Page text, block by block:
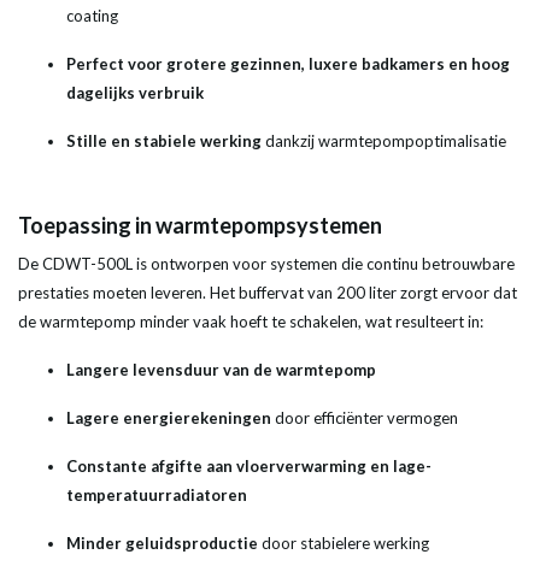
coating
Perfect voor grotere gezinnen, luxere badkamers en hoog
dagelijks verbruik
Stille en stabiele werkingdankzij warmtepompoptimalisatie
Toepassing in warmtepompsystemen
De CDWT-500L is ontworpen voor systemen die continu betrouwbare
prestaties moeten leveren. Het buffervat van 200 liter zorgt ervoor dat
de warmtepomp minder vaak hoeft te schakelen, wat resulteert in:
Langere levensduur van de warmtepomp
Lagere energierekeningen door efficiënter vermogen
Constante afgifte aan vloerverwarming en lage-
temperatuurradiatoren
Minder geluidsproductie door stabielere werking